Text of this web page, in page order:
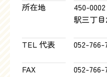
所在地
450-
駅三丁
TEL 代表 052-766-
FAX 052-766-